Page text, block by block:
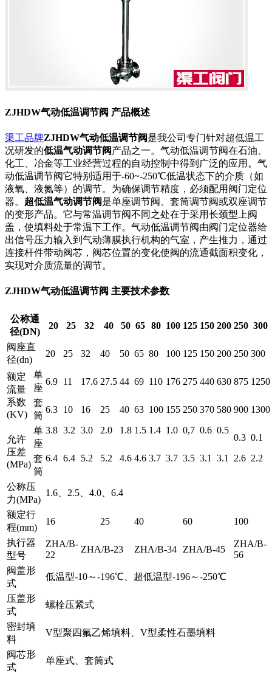
ZJHDW气动低温调节阀 产品概述
渠工品牌ZJHDW气动低温调节阀是我公司专门针对超低温工
况研发的低温气动调节阀产品之一。气动低温调节阀在石油、
化工、冶金等工业经营过程的自动控制中得到广泛的应用。气
动低温调节阀它特别适用于-60~-250℃低温状态下的介质（如
液氧、液氮等）的调节。为确保调节精度，必须配用阀门定位
器。 超低温气动调节阀是单座调节阀、套筒调节阀或双座调节
的变形产品。它与常温调节阀不同之处在于采用长颈型上阀
盖，使填料处于常温下工作。气动低温调节阀由阀门定位器给
出信号压力输入到气动薄膜执行机构的气室，产生推力，通过
连接杆件带动阀芯，阀芯位置的变化使阀的流通截面积变化，
实现对介质流量的调节。
ZJHDW气动低温调节阀 主要技术参数
公称通
径(DN)
20 25 32 40 50 65 80 100 125 150 200 250 300
阀座直
径(dn)
20 25 32 40 50 65 80 100 125 150 200 250 300
额定
流量
系数
(KV)
单
座
6.9 11 17.6 27.5 44 69 110 176 275 440 630 875 1250
套
筒
6.3 10 16 25 40 63 100 155 250 370 580 900 1300
允许
压差
(MPa)
单
座
3.8 3.2 3.0 2.0 1.8 1.5 1.4 1.0 0,7 0.6 0.5
0.3 0.1
套
筒
6.4 6.4 5.2 5.2 4.6 4.6 3.7 3.7 3.5 3.1 3.1 2.6 2.2
公称压
力(MPa)
1.6、2.5、4.0、6.4
额定行
程(mm)
16 25 40 60 100
执行器
型号
ZHA/B-
22
ZHA/B-23 ZHA/B-34 ZHA/B-45
ZHA/B-
56
阀盖形
式
低温型-10～-196℃、超低温型-196～-250℃
压盖形
式
螺栓压紧式
密封填
料
V型聚四氟乙烯填料、V型柔性石墨填料
阀芯形
式
单座式、套筒式